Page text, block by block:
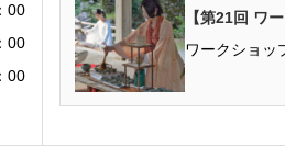
00
00
00
【第21回 ワー
ワークショップ